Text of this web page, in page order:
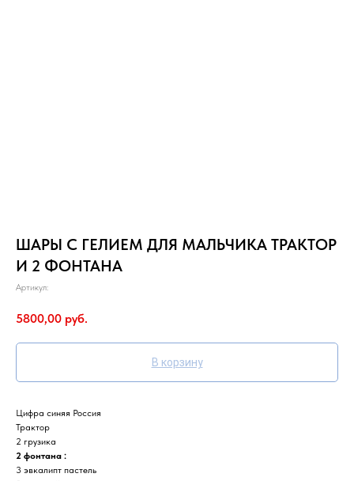
ШАРЫ С ГЕЛИЕМ ДЛЯ МАЛЬЧИКА ТРАКТОР
И 2 ФОНТАНА
Артикул:
5800,00 руб.
В корзину
Цифра синяя Россия
Трактор
2 грузика
2 фонтана :
3 эвкалипт пастель